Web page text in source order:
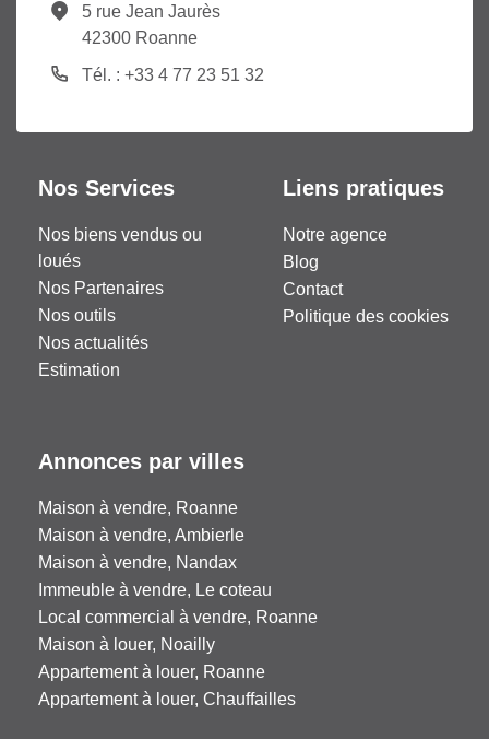
5 rue Jean Jaurès
42300 Roanne
Tél. : +33 4 77 23 51 32
Nos Services
Nos biens vendus ou
loués
Nos Partenaires
Nos outils
Nos actualités
Estimation
Liens pratiques
Notre agence
Blog
Contact
Politique des cookies
Annonces par villes
Maison à vendre, Roanne
Maison à vendre, Ambierle
Maison à vendre, Nandax
Immeuble à vendre, Le coteau
Local commercial à vendre, Roanne
Maison à louer, Noailly
Appartement à louer, Roanne
Appartement à louer, Chauffailles